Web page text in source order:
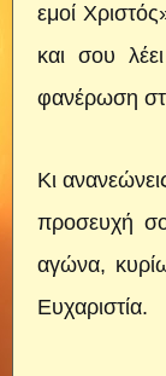
εμοί
και σου
φανέρωση
Κι
προσευχή
αγώνα,
Ευχαριστία.